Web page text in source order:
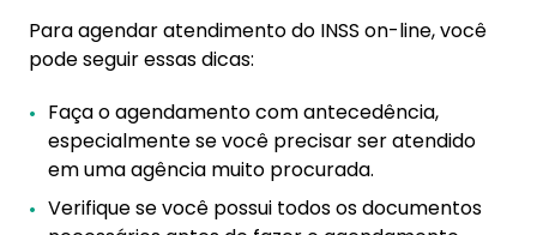
Para agendar atendimento do INSS on-line, você
pode seguir essas dicas:
Faça o agendamento com antecedência,
especialmente se você precisar ser atendido
em uma agência muito procurada.
Verifique se você possui todos os documentos